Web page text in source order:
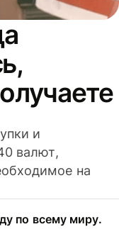
и
валют,
на
по всему миру.